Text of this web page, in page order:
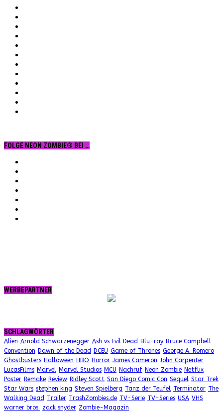
FOLGE NEON ZOMBIE® BEI …
WERBEPARTNER
SCHLAGWÖRTER
Alien Arnold Schwarzenegger Ash vs Evil Dead Blu-ray Bruce Campbell
Convention Dawn of the Dead DCEU Game of Thrones George A. Romero
Ghostbusters Halloween HBO Horror James Cameron John Carpenter
LucasFilms Marvel Marvel Studios MCU Nachruf Neon Zombie Netflix
Poster Remake Review Ridley Scott San Diego Comic Con Sequel Star Trek
Star Wars stephen king Steven Spielberg Tanz der Teufel Terminator The
Walking Dead Trailer TrashZombies.de TV-Serie TV-Series USA VHS
warner bros. zack snyder Zombie-Magazin